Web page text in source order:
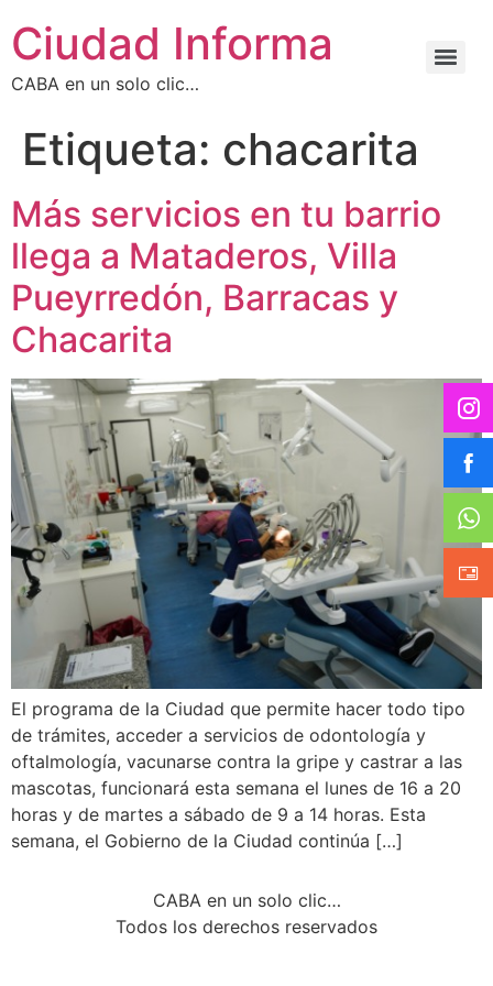
Ciudad Informa
CABA en un solo clic…
Etiqueta: chacarita
Más servicios en tu barrio
llega a Mataderos, Villa
Pueyrredón, Barracas y
Chacarita
El programa de la Ciudad que permite hacer todo tipo
de trámites, acceder a servicios de odontología y
oftalmología, vacunarse contra la gripe y castrar a las
mascotas, funcionará esta semana el lunes de 16 a 20
horas y de martes a sábado de 9 a 14 horas. Esta
semana, el Gobierno de la Ciudad continúa […]
CABA en un solo clic…
Todos los derechos reservados